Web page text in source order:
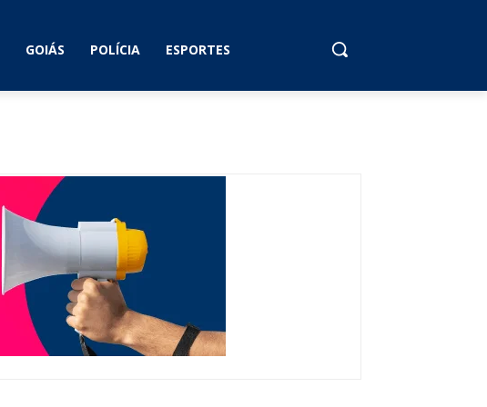
GOIÁS POLÍCIA ESPORTES